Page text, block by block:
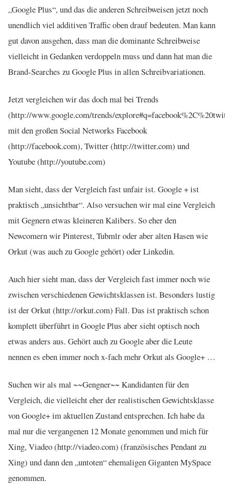
„Google Plus“, und das die anderen Schreibweisen jetzt noch
unendlich viel additiven Traffic oben drauf bedeuten. Man kann
gut davon ausgehen, dass man die dominante Schreibweise
vielleicht in Gedanken verdoppeln muss und dann hat man die
Brand-Searches zu Google Plus in allen Schreibvariationen.
Jetzt vergleichen wir das doch mal bei Trends
(http://www.google.com/trends/
mit den großen Social Networks Facebook
(http://facebook.com), Twitter (http://twitter.com) und
Youtube (http://youtube.com)
Man sieht, dass der Vergleich fast unfair ist. Google + ist
praktisch „unsichtbar“. Also versuchen wir mal eine Vergleich
mit Gegnern etwas kleineren Kalibers. So eher den
Newcomern wir Pinterest, Tubmlr oder aber alten Hasen wie
Orkut (was auch zu Google gehört) oder Linkedin.
Auch hier sieht man, dass der Vergleich fast immer noch wie
zwischen verschiedenen Gewichtsklassen ist. Besonders lustig
ist der Orkut (http://orkut.com) Fall. Das ist praktisch schon
komplett überführt in Google Plus aber sieht optisch noch
etwas anders aus. Gehört auch zu Google aber die Leute
nennen es eben immer noch x-fach mehr Orkut als Google+ …
Suchen wir als mal ~~Gengner~~ Kandidanten für den
Vergleich, die vielleicht eher der realistischen Gewichtsklasse
von Google+ im aktuellen Zustand entsprechen. Ich habe da
mal nur die vergangenen 12 Monate genommen und mich für
Xing, Viadeo (http://viadeo.com) (französisches Pendant zu
Xing) und dann den „untoten“ ehemaligen Giganten MySpace
genommen.